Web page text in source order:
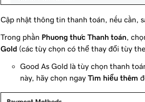
Cập nhật thông tin thanh toán, nếu cần,
Trong phần Phương thức Thanh toán ,
Gold (các tùy chọn có thể thay đổi tùy
Good As Gold là tùy chọn thanh
này, hãy chọn ngay Tìm hiểu thêm